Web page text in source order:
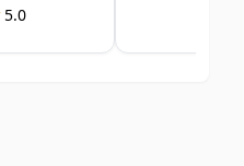
5.0